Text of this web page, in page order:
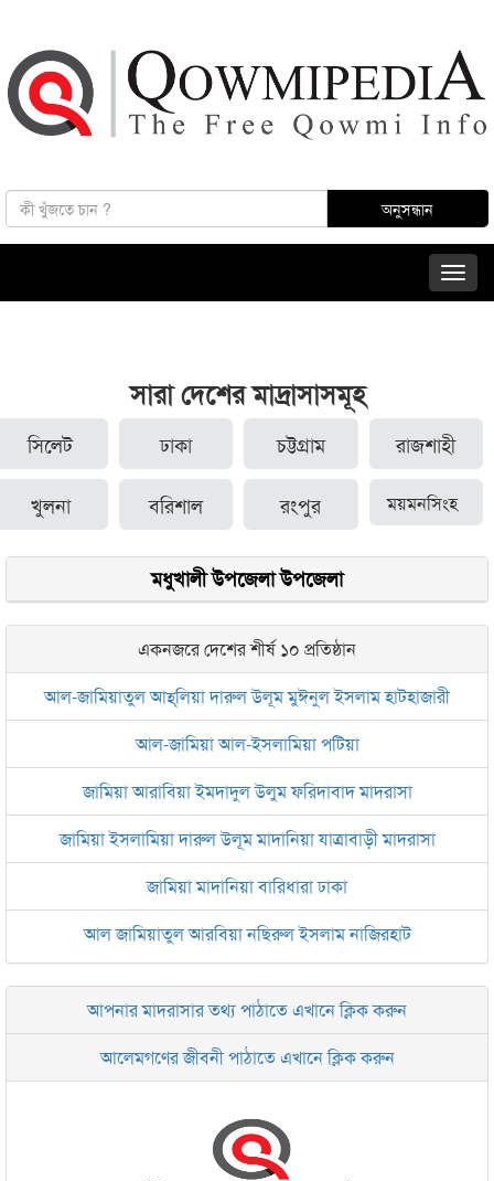
সারা দেশের মাদ্রাসাসমূহ
সিলেট ঢাকা চট্টগ্রাম রাজশাহী
খুলনা বরিশাল রংপুর ময়মনসিংহ
মধুখালী উপজেলা উপজেলা
একনজরে দেশের শীর্ষ ১০ প্রতিষ্ঠান
আল-জামিয়াতুল আহ্‌লিয়া দারুল উলূম মুঈনুল ইসলাম হাটহাজারী
আল-জামিয়া আল-ইসলামিয়া পটিয়া
জামিয়া আরাবিয়া ইমদাদুল উলুম ফরিদাবাদ মাদরাসা
জামিয়া ইসলামিয়া দারুল উলূম মাদানিয়া যাত্রাবাড়ী মাদরাসা
জামিয়া মাদানিয়া বারিধারা ঢাকা
আল জামিয়াতুল আরবিয়া নছিরুল ইসলাম নাজিরহাট
জামেয়া দারুল মা‘আরিফ আল-ইসলামিয়া চট্টগ্রাম
ইসলামিক রিসার্চ সেন্টার বাংলাদেশ বসুন্ধরা
জামেয়া আরাবিয়া রহমানিয়া, ঢাকা
জামেয়া কুরআনিয়া লালবাগ ঢাকা
আপনার মাদরাসার তথ্য পাঠাতে এখানে ক্লিক করুন
আলেমগণের জীবনী পাঠাতে এখানে ক্লিক করুন